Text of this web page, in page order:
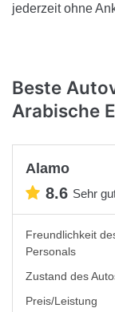
jederzeit ohne
Beste
Arabische
Alamo
8.6 Sehr
Freundlichkeit
Personals
Zustand des
Preis/Leistung